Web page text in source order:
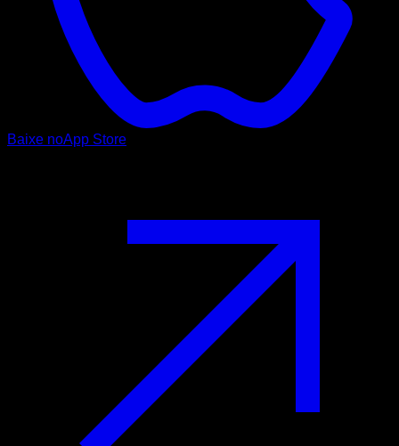
Baixe noApp Store